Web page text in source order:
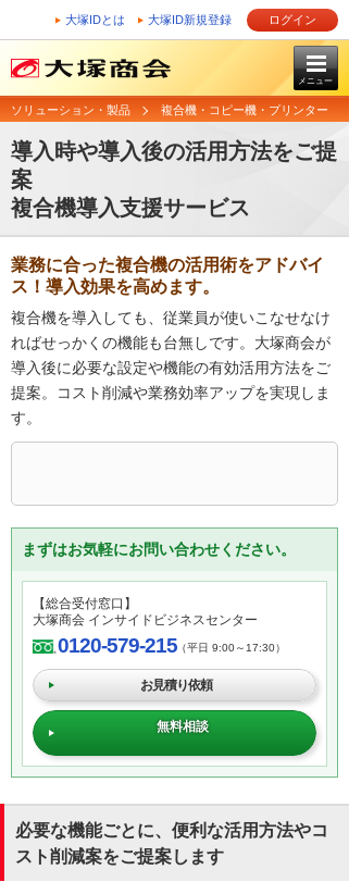
大塚IDとは 大塚ID新規登録 ログイン
メニュー
ソリューション・製品 複合機・コピー機・プリンター
導入時や導入後の活用方法をご提
案
複合機導入支援サービス
業務に合った複合機の活用術をアドバイ
ス！導入効果を高めます。
複合機を導入しても、従業員が使いこなせなけ
ればせっかくの機能も台無しです。大塚商会が
導入後に必要な設定や機能の有効活用方法をご
提案。コスト削減や業務効率アップを実現しま
す。
まずはお気軽にお問い合わせください。
【総合受付窓口】
大塚商会 インサイドビジネスセンター
0120-579-215（平日 9:00～17:30）
お見積り依頼
無料相談
必要な機能ごとに、便利な活用方法やコ
スト削減案をご提案します